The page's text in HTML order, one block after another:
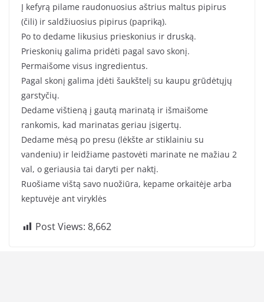
Į kefyrą pilame raudonuosius aštrius maltus pipirus
(čili) ir saldžiuosius pipirus (papriką).
Po to dedame likusius prieskonius ir druską.
Prieskonių galima pridėti pagal savo skonį.
Permaišome visus ingredientus.
Pagal skonį galima įdėti šaukštelį su kaupu grūdėtųjų
garstyčių.
Dedame vištieną į gautą marinatą ir išmaišome
rankomis, kad marinatas geriau įsigertų.
Dedame mėsą po presu (lėkšte ar stiklainiu su
vandeniu) ir leidžiame pastovėti marinate ne mažiau 2
val, o geriausia tai daryti per naktį.
Ruošiame vištą savo nuožiūra, kepame orkaitėje arba
keptuvėje ant viryklės
Post Views: 8,662